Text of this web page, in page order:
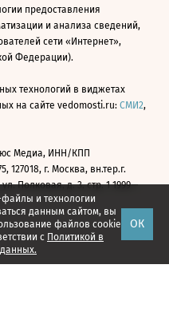
и технологии
данным сайтом, вы
файлов cookie
с Политикой в
ОК
предоставления
и анализа сведений,
сети «Интернет»,
Федерации).
технологий в виджетах
на сайте vedomosti.ru: СМИ2,
Медиа, ИНН/КПП
127018, г. Москва, вн.тер.г.
Полковая, д. 3, стр. 1 1999—